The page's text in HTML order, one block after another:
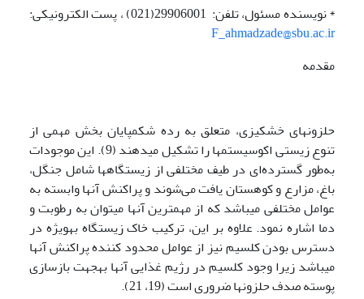
* نویسنده مسئول، تلفن: 29906001(021) ، پست الکترونیکی:
F_ahmadzade@sbu.ac.ir
مقدمه
حلزون­های خشکی­زی، ‌متعلق به رده شکم­پایان بخش مهمی از
تنوع زیستی اکوسیستم­ها را تشکیل می­دهند (9). این موجودات
به‌طور گسترده‌ای در طیف مختلفی از زیستگاه­ها شامل جنگل‌،
باغ‌، مزارع و کوهستان‌ یافت می‌شوند و پراکنش آن­ها وابسته به
عوامل مختلفی می­باشد که از مهم­ترین آن­ها می­توان به رطوبت و
دما اشاره نمود. علاوه بر این، ترکیب خاک زیستگاه به­ویژه در
دسترس بودن کلسیم نیز از عوامل محدود کننده پراکنش آن­ها
می‍باشد زیرا وجود کلسیم در رژیم غذایی آن­ها به­جهت بازسازی
پوسته صدف حلزون­ها ضروری است (19، 21).